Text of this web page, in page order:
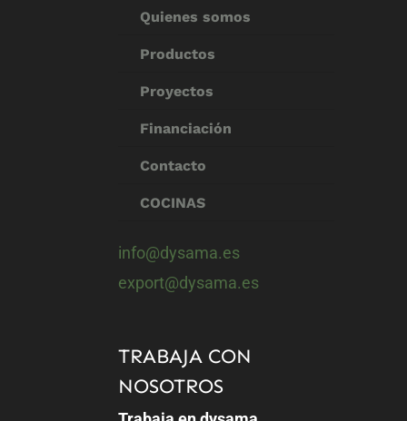
Quienes somos
Productos
Proyectos
Financiación
Contacto
COCINAS
info@dysama.es
export@dysama.es
TRABAJA CON
NOSOTROS